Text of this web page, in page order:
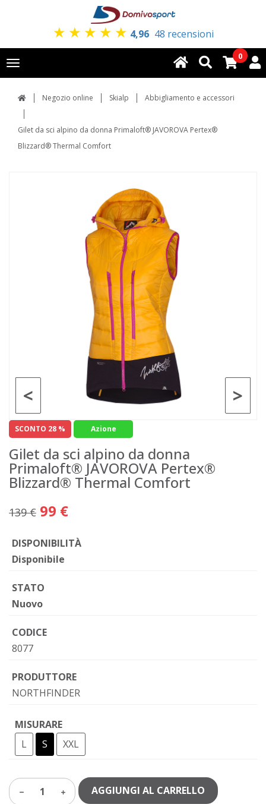
★ ★ ★ ★ ★ 4,96 48 recensioni
Toggle
navigation
0
Negozio online Skialp Abbigliamento e accessori
Gilet da sci alpino da donna Primaloft® JAVOROVA Pertex®
Blizzard® Thermal Comfort
>
<
SCONTO 28 % Azione
Gilet da sci alpino da donna
Primaloft® JAVOROVA Pertex®
Blizzard® Thermal Comfort
139 € 99 €
DISPONIBILITÀ
Disponibile
STATO
Nuovo
CODICE
8077
PRODUTTORE
NORTHFINDER
MISURARE
L
S XXL
1 AGGIUNGI AL CARRELLO